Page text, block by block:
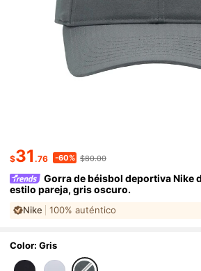
$31.76 -60% $80.00
Gorra de béisbol deportiva Nike
estilo pareja, gris oscuro.
Nike 100% auténtico
Color: Gris